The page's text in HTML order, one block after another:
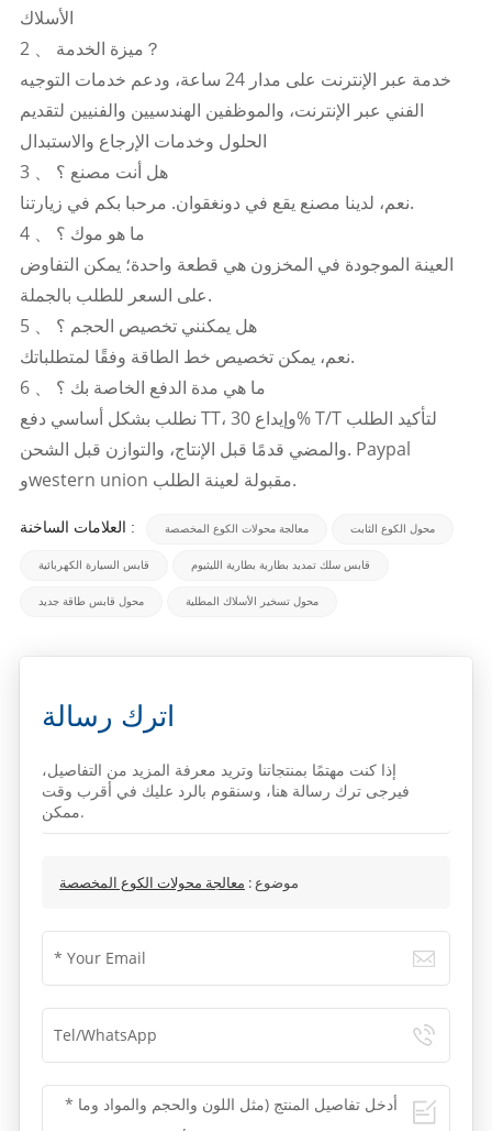
الأسلاك
2 、 ميزة الخدمة？
خدمة عبر الإنترنت على مدار 24 ساعة، ودعم خدمات التوجيه
الفني عبر الإنترنت، والموظفين الهندسيين والفنيين لتقديم
الحلول وخدمات الإرجاع والاستبدال
3 、 هل أنت مصنع ؟
نعم، لدينا مصنع يقع في دونغقوان. مرحبا بكم في زيارتنا.
4 、 ما هو موك ؟
العينة الموجودة في المخزون هي قطعة واحدة؛ يمكن التفاوض
على السعر للطلب بالجملة.
5 、 هل يمكنني تخصيص الحجم ؟
نعم، يمكن تخصيص خط الطاقة وفقًا لمتطلباتك.
6 、 ما هي مدة الدفع الخاصة بك ؟
نطلب بشكل أساسي دفع TT، وإيداع 30% T/T لتأكيد الطلب
والمضي قدمًا قبل الإنتاج، والتوازن قبل الشحن. Paypal
وwestern union مقبولة لعينة الطلب.
العلامات الساخنة : معالجة محولات الكوع المخصصة محول الكوع الثابت
قابس السيارة الكهربائية قابس سلك تمديد بطارية بطارية الليثيوم
محول قابس طاقة جديد محول تسخير الأسلاك المطلية
اترك رسالة
إذا كنت مهتمًا بمنتجاتنا وتريد معرفة المزيد من التفاصيل،
فيرجى ترك رسالة هنا، وسنقوم بالرد عليك في أقرب وقت
ممكن.
موضوع : معالجة محولات الكوع المخصصة